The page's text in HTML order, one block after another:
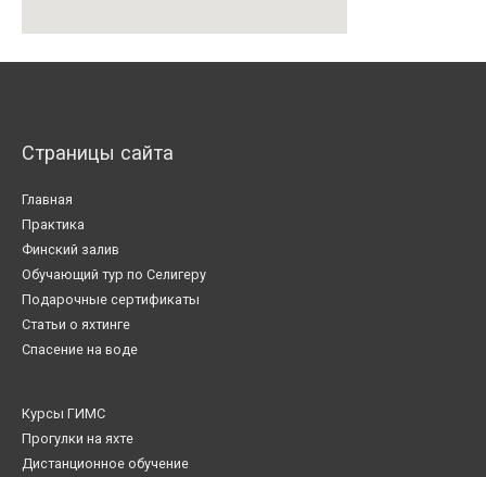
Страницы сайта
Главная
Практика
Финский залив
Обучающий тур по Селигеру
Подарочные сертификаты
Статьи о яхтинге
Спасение на воде
Курсы ГИМС
Прогулки на яхте
Дистанционное обучение